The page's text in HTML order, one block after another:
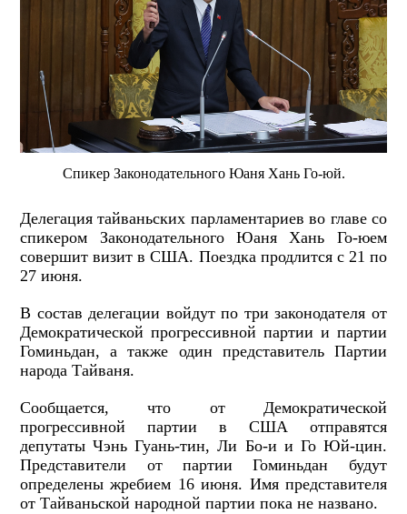
Спикер Законодательного Юаня Хань Го-юй.
Делегация тайваньских парламентариев во главе со
спикером Законодательного Юаня Хань Го-юем
совершит визит в США. Поездка продлится с 21 по
27 июня.
В состав делегации войдут по три законодателя от
Демократической прогрессивной партии и партии
Гоминьдан, а также один представитель Партии
народа Тайваня.
Сообщается, что от Демократической
прогрессивной партии в США отправятся
депутаты Чэнь Гуань-тин, Ли Бо-и и Го Юй-цин.
Представители от партии Гоминьдан будут
определены жребием 16 июня. Имя представителя
от Тайваньской народной партии пока не названо.